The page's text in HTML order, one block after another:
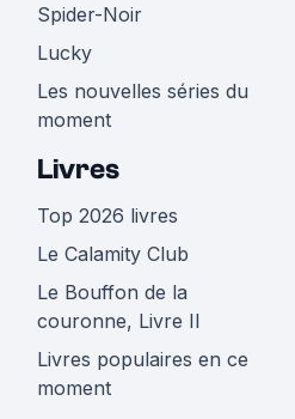
Spider-Noir
Lucky
Les nouvelles séries du
moment
Livres
Top 2026 livres
Le Calamity Club
Le Bouffon de la
couronne, Livre II
Livres populaires en ce
moment